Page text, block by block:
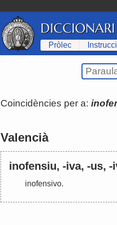
Pròlec
Coincidències per a:
Valencià
inofensiu, -iva, -us, -
inofensivo.